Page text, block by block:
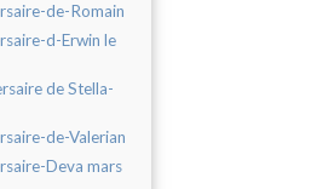
de-Romain
d-Erwin le
de Stella-
de-Valerian
Deva mars